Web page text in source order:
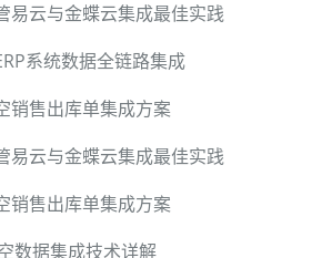
易云与金蝶云集成最佳实践
系统数据全链路集成
销售出库单集成方案
易云与金蝶云集成最佳实践
销售出库单集成方案
数据集成技术详解